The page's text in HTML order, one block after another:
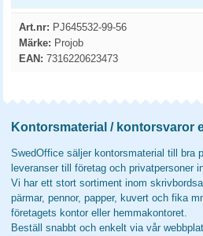
Art.nr: PJ645532-99-56
Märke: Projob
EAN: 7316220623473
Kontorsmaterial / kontorsvaror
SwedOffice säljer kontorsmaterial till bra
leveranser till företag och privatpersoner
Vi har ett stort sortiment inom
pärmar, pennor, papper, kuvert och fika
företagets kontor eller hemmakontoret.
Beställ snabbt och enkelt via vår